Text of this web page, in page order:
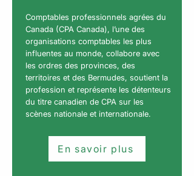
Comptables professionnels agrées du
Canada (CPA Canada), l’une des
organisations comptables les plus
influentes au monde, collabore avec
les ordres des provinces, des
territoires et des Bermudes, soutient la
profession et représente les détenteurs
du titre canadien de CPA sur les
scènes nationale et internationale.
En savoir plus